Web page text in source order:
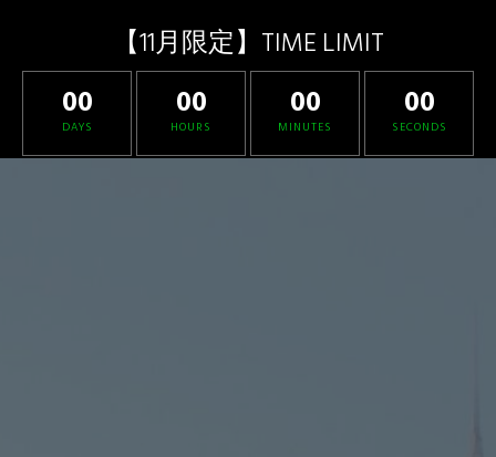
【11月限定】TIME LIMIT
00
DAYS
00
HOURS
00
MINUTES
00
SECONDS